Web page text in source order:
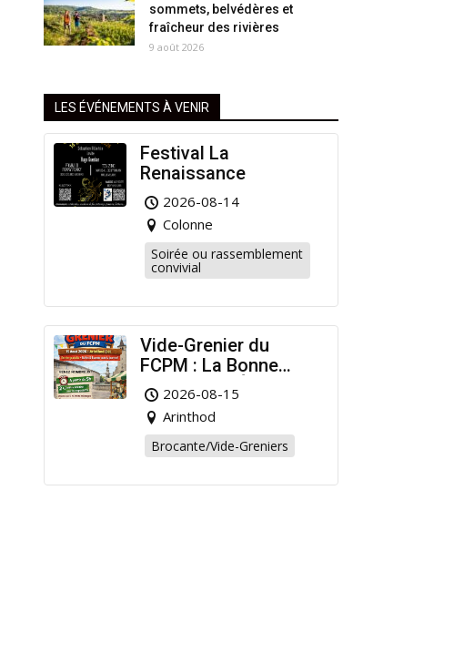
sommets, belvédères et
fraîcheur des rivières
9 août 2026
LES ÉVÉNEMENTS À VENIR
Festival La
Renaissance
2026-08-14
Colonne
Soirée ou rassemblement
convivial
Vide-Grenier du
FCPM : La Bonne
Affaire de l’Été à
Arinthod !
2026-08-15
Arinthod
Brocante/Vide-Greniers